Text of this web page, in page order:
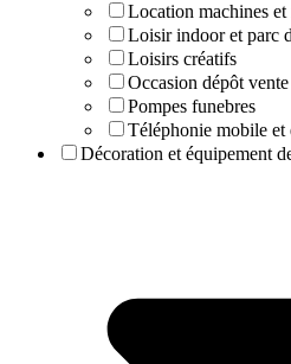
Location machines
Loisir indoor et parc
Loisirs créatifs
Occasion dépôt vente
Pompes funebres
Téléphonie mobile et
Décoration et équipement